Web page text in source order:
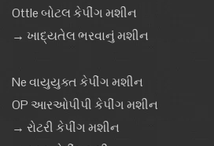
Ottle બોટલ કેપીંગ મશીન
→ ખાદ્યતેલ ભરવાનું મશીન
Ne વાયુયુક્ત કેપીંગ મશીન
OP આરઓપીપી કેપીંગ મશીન
→ રોટરી કેપીંગ મશીન